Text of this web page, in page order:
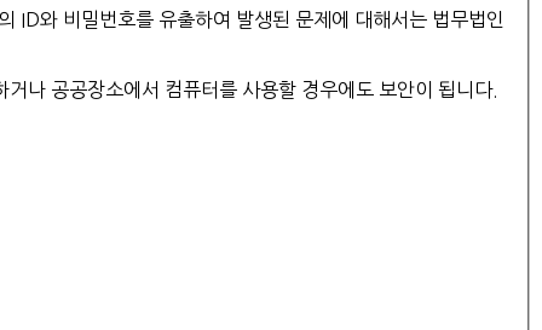
ID와 비밀번호를 유출하여 발생된 문제에 대해서는 법무법인
나 공공장소에서 컴퓨터를 사용할 경우에도 보안이 됩니다.